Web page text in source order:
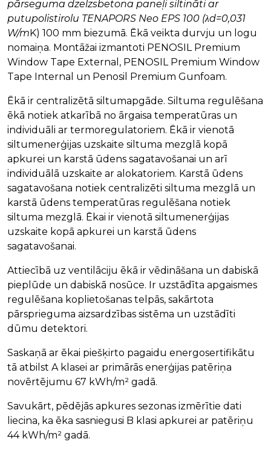
pārseguma dzelzsbetona paneļi siltināti ar
putupolistirolu TENAPORS Neo EPS 100 (λd=0,031
W/m K) 100 mm biezumā. Ēkā veikta durvju un logu
nomaiņa. Montāžai izmantoti PENOSIL Premium
Window Tape External, PENOSIL Premium Window
Tape Internal un Penosil Premium Gunfoam.
Ēkā ir centralizētā siltumapgāde. Siltuma regulēšana
ēkā notiek atkarībā no ārgaisa temperatūras un
individuāli ar termoregulatoriem. Ēkā ir vienotā
siltumenerģijas uzskaite siltuma mezglā kopā
apkurei un karstā ūdens sagatavošanai un arī
individuālā uzskaite ar alokatoriem. Karstā ūdens
sagatavošana notiek centralizēti siltuma mezglā un
karstā ūdens temperatūras regulēšana notiek
siltuma mezglā. Ēkai ir vienotā siltumenerģijas
uzskaite kopā apkurei un karstā ūdens
sagatavošanai.
Attiecībā uz ventilāciju ēkā ir vēdināšana un dabiskā
pieplūde un dabiskā nosūce. Ir uzstādīta apgaismes
regulēšana koplietošanas telpās, sakārtota
pārsprieguma aizsardzības sistēma un uzstādīti
dūmu detektori.
Saskaņā ar ēkai piešķirto pagaidu energosertifikātu
tā atbilst A klasei ar primārās enerģijas patēriņa
novērtējumu 67 kWh/m² gadā.
Savukārt, pēdējās apkures sezonas izmērītie dati
liecina, ka ēka sasniegusi B klasi apkurei ar patēriņu
44 kWh/m² gadā.